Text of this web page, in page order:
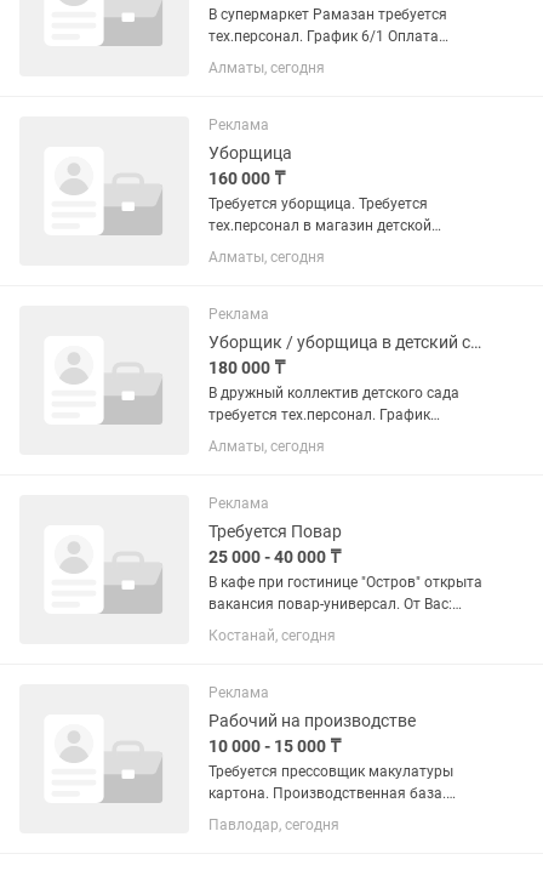
В супермаркет Рамазан требуется
тех.персонал. График 6/1 Оплата
еженедельно. Горячий обед. Мы
находимся в районе аэропорта.
Алматы, сегодня
Реклама
Уборщица
160 000 ₸
Требуется уборщица. Требуется
тех.персонал в магазин детской
одежды по графику 2/2, 10:00-19:00, зп
160 000 тг/месяц. Адрес: Мкр. Тастак,
цокольный этаж
Алматы, сегодня
Реклама
Уборщик / уборщица в детский сад
180 000 ₸
В дружный коллектив детского сада
требуется тех.персонал. График
работы 5/2 с 7:30-16:00 Обязанности:
Ежедневная влажная уборка
Поддержание чистоты и порядка в
группах,...
Алматы, сегодня
Реклама
Требуется Повар
25 000 - 40 000 ₸
В кафе при гостинице "Остров" открыта
вакансия повар-универсал. От Вас:
Умение и желание работать, умение
работать с тех картами и
оплата за качественную работу....
Костанай, сегодня
Реклама
Рабочий на производстве
10 000 - 15 000 ₸
Требуется прессовщик макулатуры
картона. Производственная база.
Крытый склад. Работа на
гидравлическом прессе. Пресс
Павлодар, сегодня